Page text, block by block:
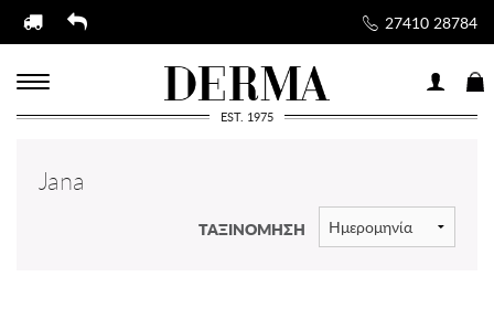
27410 28784
EST. 1975
Jana
ΤΑΞΙΝΟΜΗΣΗ